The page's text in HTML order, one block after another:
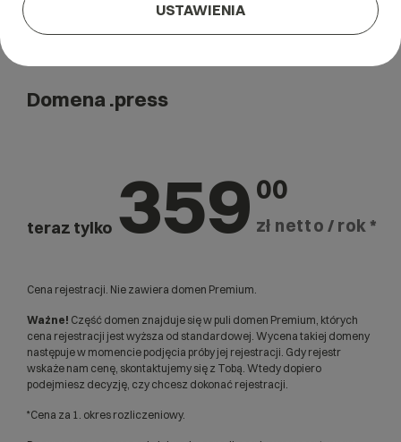
Domena .press
teraz tylko 359 00
zł netto / rok *
Cena rejestracji. Nie zawiera domen Premium.
Ważne! Część domen znajduje się w puli domen Premium, których
cena rejestracji jest wyższa od standardowej. Wycena takiej domeny
następuje w momencie podjęcia próby jej rejestracji. Gdy rejestr
wskaże nam cenę, skontaktujemy się z Tobą. Wtedy dopiero
podejmiesz decyzję, czy chcesz dokonać rejestracji.
*Cena za 1. okres rozliczeniowy.
USTAWIENIA